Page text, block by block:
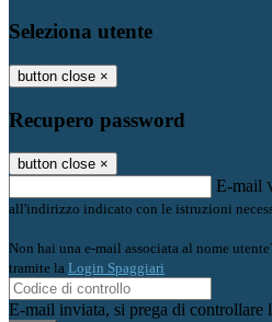
Seleziona utente
button close ×
Recupero password
button close ×
E-mail
all'indirizzo indicato con le istruzioni
Non hai una e-mail associata al nome
tramite la Login Spaggiari
E-mail inviata, si prega di controllare